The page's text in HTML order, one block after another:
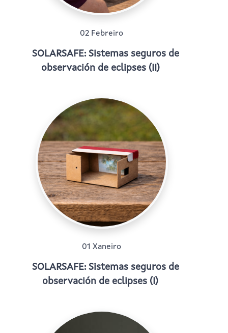
02 Febreiro
SOLARSAFE: Sistemas seguros de
observación de eclipses (II)
01 Xaneiro
SOLARSAFE: Sistemas seguros de
observación de eclipses (I)